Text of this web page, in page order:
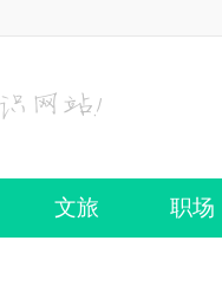
文旅 职场